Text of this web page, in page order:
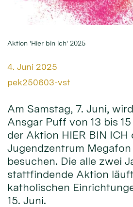
Aktion 'Hier bin ich' 2025
Datum:
4. Juni 2025
Von:
pek250603-vst
Am Samstag, 7. Juni,
Ansgar Puff von 13 bis
der Aktion HIER BIN
Jugendzentrum
besuchen. Die alle zwei
stattfindende Aktion
katholischen
15. Juni.